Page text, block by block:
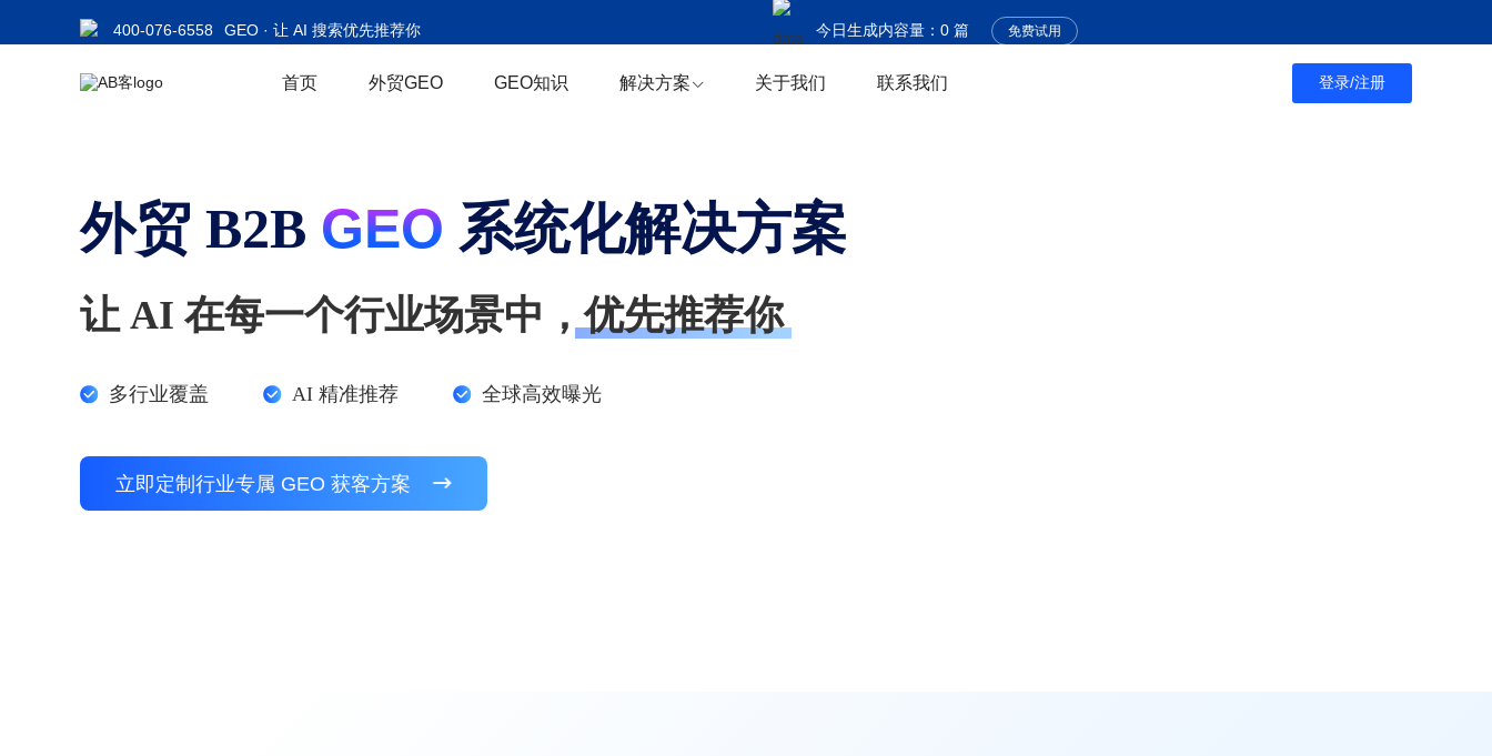
400-076-6558 GEO · 让 AI 搜索优先推荐你 今日生成内容量： 0篇
今日商机捕获： 0条
免费试用
首页 外贸GEO GEO知识 解决方案 关于我们 联系我们 登录/注册
外贸 B2B GEO 系统化解决方案
让 AI 在每一个行业场景中，优先推荐你
多行业覆盖 AI 精准推荐 全球高效曝光
立即定制行业专属 GEO 获客方案